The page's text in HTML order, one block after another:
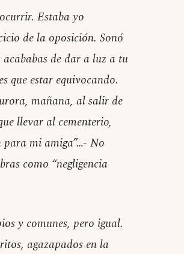
Estaba yo
de la oposición. Sonó
de dar a luz a tu
que estar equivocando.
mañana, al salir de
llevar al cementerio,
mi amiga”…- No
como “negligencia
y comunes, pero igual.
agazapados en la